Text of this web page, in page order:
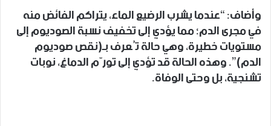
وأضاف: “عندما يشرب الرضيع الماء، يتراكم الفائض منه
في مجرى الدم؛ مما يؤدي إلى تخفيف نسبة الصوديوم إلى
مستويات خطيرة، وهي حالة تُعرف بـ(نقص صوديوم
الدم)”. وهذه الحالة قد تؤدي إلى تورّم الدماغ، نوبات
تشنجية، بل وحتى الوفاة.